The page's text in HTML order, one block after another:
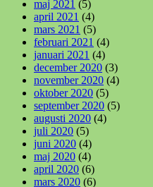
maj 2021 (5)
april 2021 (4)
mars 2021 (5)
februari 2021 (4)
januari 2021 (4)
december 2020 (3)
november 2020 (4)
oktober 2020 (5)
september 2020 (5)
augusti 2020 (4)
juli 2020 (5)
juni 2020 (4)
maj 2020 (4)
april 2020 (6)
mars 2020 (6)